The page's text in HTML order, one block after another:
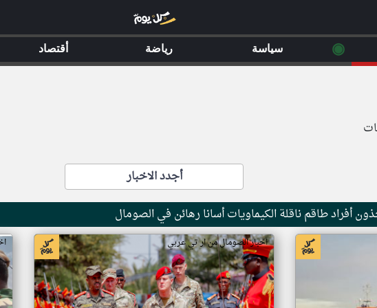
أجدد الاخبار
أفراد طاقم ناقلة الكيماويات أسانا رهائن في الصومال
اخبار الصومال من ار تي عربي
◉ سياسة رياضة أقتصاد